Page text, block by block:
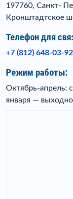
197760, Санкт-
Кронштадтское
Телефон для
+7 (812) 648-03-92
Режим работы:
Октябрь-апрель:
января —